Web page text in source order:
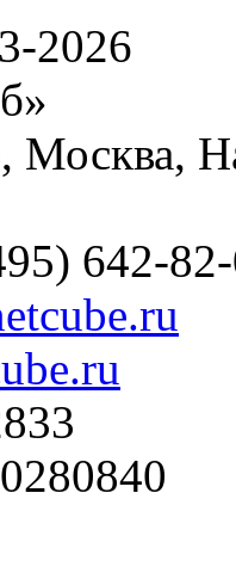
2026
Москва,
642-